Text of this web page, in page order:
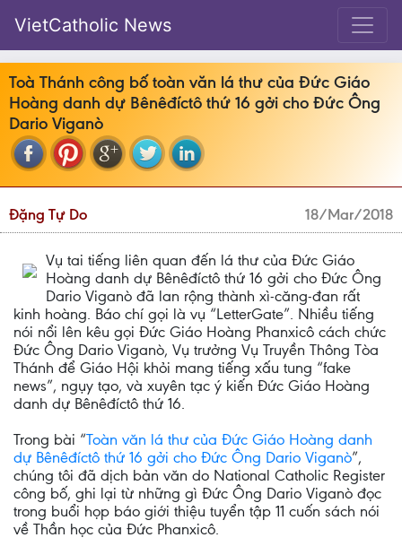
VietCatholic News
Toà Thánh công bố toàn văn lá thư của Đức Giáo
Hoàng danh dự Bênêđíctô thứ 16 gởi cho Đức Ông
Dario Viganò
Đặng Tự Do 18/Mar/2018
Vụ tai tiếng liên quan đến lá thư của Đức Giáo
Hoàng danh dự Bênêđíctô thứ 16 gởi cho Đức Ông
Dario Viganò đã lan rộng thành xì-căng-đan rất
kinh hoàng. Báo chí gọi là vụ “LetterGate”. Nhiều tiếng
nói nổi lên kêu gọi Đức Giáo Hoàng Phanxicô cách chức
Đức Ông Dario Viganò, Vụ trưởng Vụ Truyền Thông Tòa
Thánh để Giáo Hội khỏi mang tiếng xấu tung “fake
news”, ngụy tạo, và xuyên tạc ý kiến Đức Giáo Hoàng
danh dự Bênêđíctô thứ 16.
Trong bài “Toàn văn lá thư của Đức Giáo Hoàng danh
dự Bênêđíctô thứ 16 gởi cho Đức Ông Dario Viganò”,
chúng tôi đã dịch bản văn do National Catholic Register
công bố, ghi lại từ những gì Đức Ông Dario Viganò đọc
trong buổi họp báo giới thiệu tuyển tập 11 cuốn sách nói
về Thần học của Đức Phanxicô.